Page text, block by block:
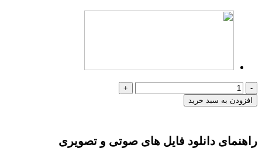
افزودن به سبد خرید
راهنمای دانلود فایل های صوتی و تصویری